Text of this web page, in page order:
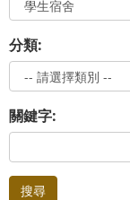
分類:
關鍵字:
搜尋